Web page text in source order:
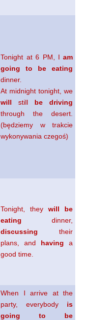
Tonight at 6 PM, Iam
going to be eating
dinner.
At midnight tonight, we
will still be driving
through the desert.
(będziemy w trakcie
wykonywania czegoś)
Tonight, theywill be
eating dinner,
discussing their
plans, and having a
good time.
When I arrive at the
party, everybody is
going to be